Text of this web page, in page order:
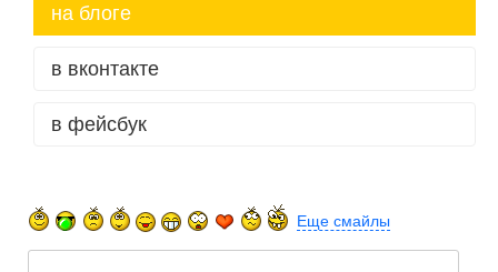
на блоге
в вконтакте
в фейсбук
Еще смайлы